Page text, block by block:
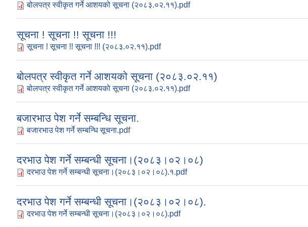
बोलपत्र स्वीकृत गर्ने आशयको सूचना (२०८३.०२.११).pdf
सूचना ! सूचना !! सूचना !!!
सूचना ! सूचना !! सूचना !!! (२०८३.०२.११).pdf
बोलपत्र स्वीकृत गर्ने आशयको सूचना (२०८३.०२.११)
बोलपत्र स्वीकृत गर्ने आशयको सूचना (२०८३.०२.११).pdf
बजारभाउ पेश गर्ने सम्बन्धि सूचना.
बजारभाउ पेश गर्ने सम्बन्धि सूचना.pdf
दरभाउ पेश गर्ने सम्बन्धी सूचना।(२०८३।०२।०८)
दरभाउ पेश गर्ने सम्बन्धी सूचना।(२०८३।०२।०८).१.pdf
दरभाउ पेश गर्ने सम्बन्धी सूचना।(२०८३।०२।०८).
दरभाउ पेश गर्ने सम्बन्धी सूचना।(२०८३।०२।०८).pdf